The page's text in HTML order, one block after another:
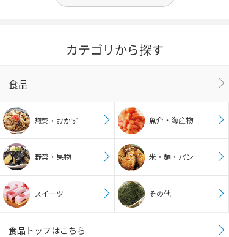
カテゴリから探す
食品
惣菜・おかず 魚介・海産物
野菜・果物 米・麺・パン
スイーツ その他
食品トップはこちら